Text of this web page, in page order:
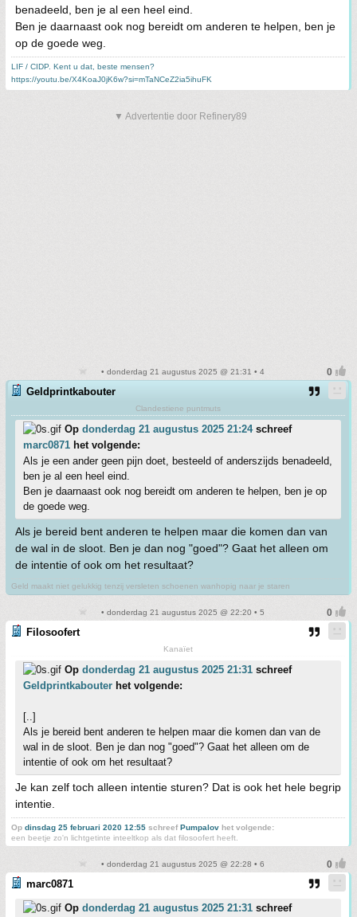
benadeeld, ben je al een heel eind.
Ben je daarnaast ook nog bereidt om anderen te helpen, ben je
op de goede weg.
LIF / CIDP. Kent u dat, beste mensen?
https://youtu.be/X4KoaJ0jK6w?si=mTaNCeZ2ia5ihuFK
▼ Advertentie door Refinery89
• donderdag 21 augustus 2025 @ 21:31 • 4
Geldprintkabouter
Clandestiene puntmuts
Op donderdag 21 augustus 2025 21:24schreef
marc0871 het volgende:
Als je een ander geen pijn doet, besteeld of anderszijds benadeeld,
ben je al een heel eind.
Ben je daarnaast ook nog bereidt om anderen te helpen, ben je op
de goede weg.
Als je bereid bent anderen te helpen maar die komen dan van
de wal in de sloot. Ben je dan nog "goed"? Gaat het alleen om
de intentie of ook om het resultaat?
Geld maakt niet gelukkig tenzij versleten schoenen wanhopig naar je staren
• donderdag 21 augustus 2025 @ 22:20 • 5
Filosoofert
Kanaïet
Op donderdag 21 augustus 2025 21:31 schreef
Geldprintkabouter het volgende:
[..]
Als je bereid bent anderen te helpen maar die komen dan van de
wal in de sloot. Ben je dan nog "goed"? Gaat het alleen om de
intentie of ook om het resultaat?
Je kan zelf toch alleen intentie sturen? Dat is ook het hele begrip
intentie.
Op dinsdag 25 februari 2020 12:55 schreefPumpalov het volgende:
een beetje zo'n lichtgetinte inteeltkop als dat filosoofert heeft.
• donderdag 21 augustus 2025 @ 22:28 • 6
marc0871
Op donderdag 21 augustus 2025 21:31 schreef